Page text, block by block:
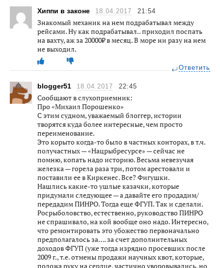
Хиппи в законе 18.04.2017 21:54
Знакомый механик на нем подрабатывал между
рейсами. Ну как подрабатывал.. приходил поспать
на вахту, аж за 20000₽ в месяц. В море ни разу на нем
не выходил.
Ответить
blogger51 18.04.2017 22:45
Сообщают в слухоприемник:
Про «Михаил Порошенко»
С этим судном, уважаемый блоггер, истории
творятся куда более интересные, чем просто
переименование.
Это корыто когда-то было в частных конторах, в т.ч.
получастных — «Нацрыбресурсе» — сейчас не
помню, копать надо историю. Весьма невезучая
железка — горела раза три, потом арестовали и
поставили ее в Киркенес. Все? Фигушки.
Нашлись какие-то ушлые казачки, которые
придумали следующее — а давайте его продадим/
передадим ПИНРО. Тогда еще ФГУП. Так и сделали.
Росрыболовство, естественно, руководство ПИНРО
не спрашивало, на кой вообще оно надо. Интересно,
что ремонтировать это убожество первоначально
предполагалось за…. за счет дополнительных
доходов ФГУП (уже тогда изрядно просевших после
2009 г., т.е. отмены продажи научных квот, которые,
положа руку на сердце, частично уворовывались, но